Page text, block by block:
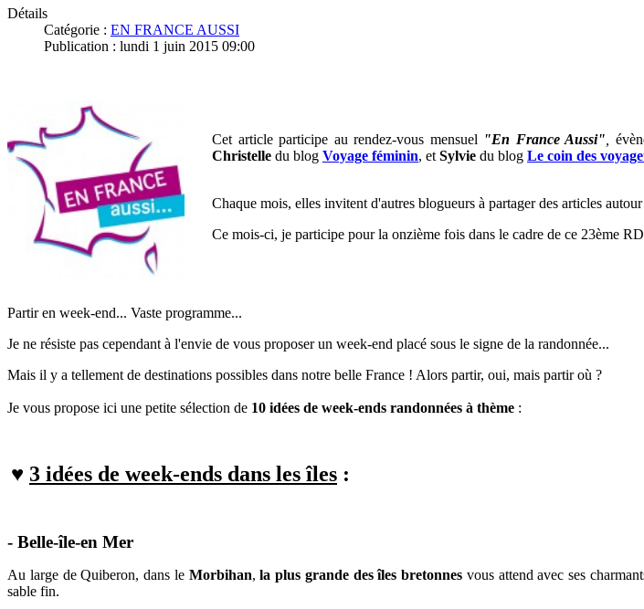
Détails
Catégorie : EN FRANCE AUSSI
Publication : lundi 1 juin 2015 09:00
Cet article participe au rendez-vous mensuel "En France Aussi"
Christelle du blog Voyage féminin, et Sylvie du blog Le coin des
Chaque mois, elles invitent d'autres blogueurs à partager des articles
Ce mois-ci, je participe pour la onzième fois dans le cadre de ce 23ème
Partir en week-end... Vaste programme...
Je ne résiste pas cependant à l'envie de vous proposer un week-end placé sous le signe de la randonnée...
Mais il y a tellement de destinations possibles dans notre belle France ! Alors partir, oui, mais partir où ?
Je vous propose ici une petite sélection de 10 idées de week-ends randonnées à thème :
♥ 3 idées de week-ends dans les îles :
- Belle-île-en Mer
Au large de Quiberon, dans le Morbihan,la plus grande des îles bretonnes vous attend avec ses
sable fin.